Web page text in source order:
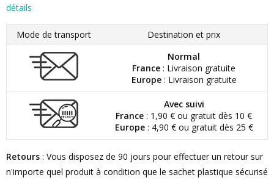
détails
Mode de transport
Destination et prix
Normal
France : Livraison gratuite
Europe: Livraison gratuite
Avec suivi
France : 1,90 € ou gratuit dès 10 €
Europe: 4,90 € ou gratuit dès 25 €
Retours : Vous disposez de 90 jours pour effectuer un retour sur
n'importe quel produit à condition que le sachet plastique sécurisé